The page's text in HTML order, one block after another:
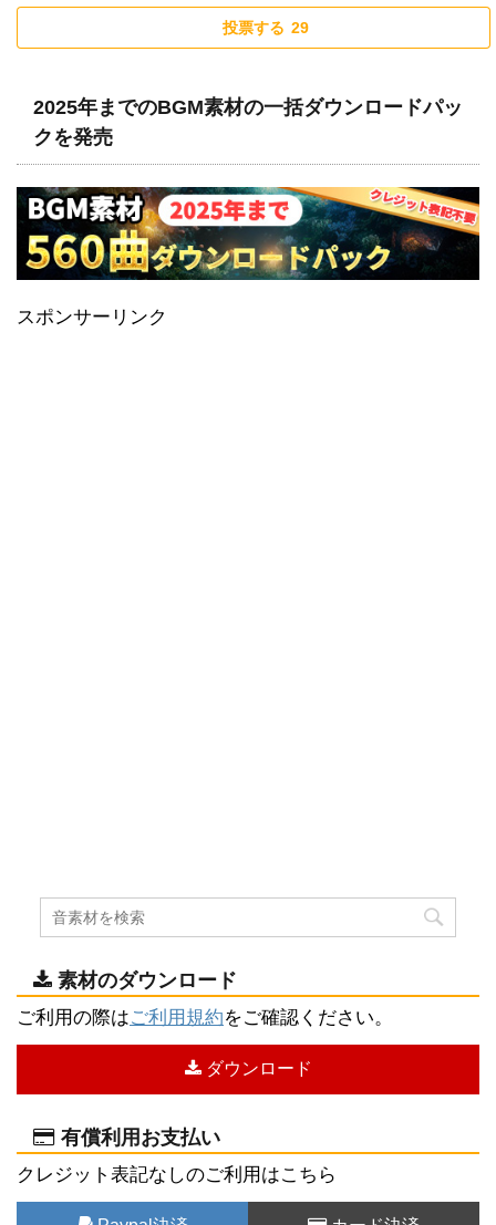
投票する 29
2025年までのBGM素材の一括ダウンロードパッ
クを発売
スポンサーリンク
素材のダウンロード
ご利用の際はご利用規約をご確認ください。
ダウンロード
有償利用お支払い
クレジット表記なしのご利用はこちら